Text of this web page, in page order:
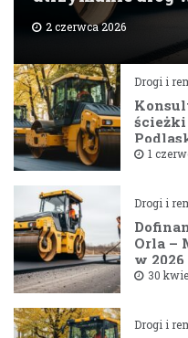
2 czerwca 2026
Drogi i
1
Drogi i
Orla –
w
30
Drogi i